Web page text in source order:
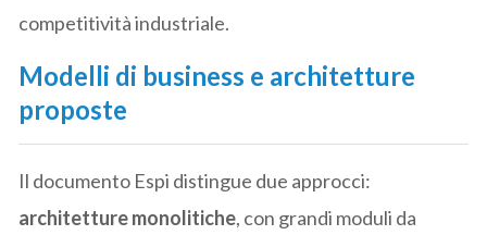
competitività industriale.
Modelli di business e architetture
proposte
Il documento Espi distingue due approcci:
architetture monolitiche, con grandi moduli da